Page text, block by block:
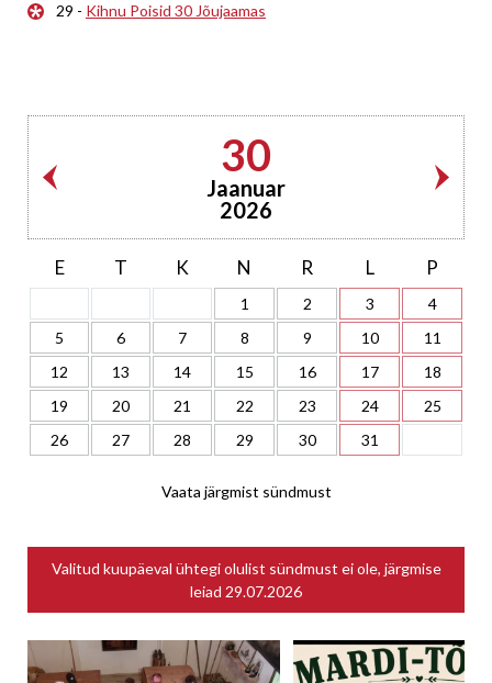
29 - Kihnu Poisid 30 Jõujaamas
30
Jaanuar
2026
E T K N R L P
1 2 3
4
5
6 7 8 9 10
11
12
13 14 15 16 17
18
19
20 21 22 23 24
25
26
27 28 29 30 31
Vaata järgmist sündmust
Valitud kuupäeval ühtegi olulist sündmust ei ole, järgmise
leiad 29.07.2026